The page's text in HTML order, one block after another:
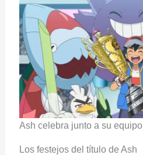
Ash celebra junto a su equipo
Los festejos del título de Ash